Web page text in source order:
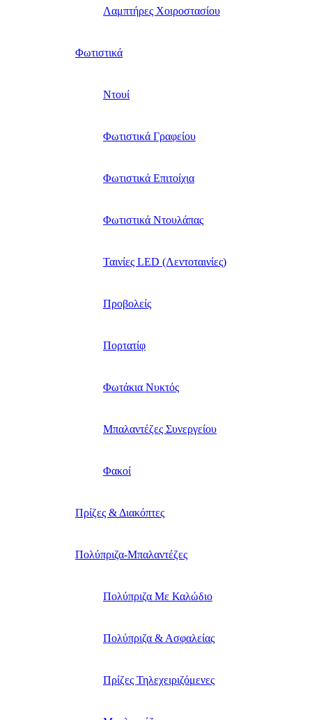
Λαμπτήρες Χοιροστασίου
Φωτιστικά
Ντουί
Φωτιστικά Γραφείου
Φωτιστικά Επιτοίχια
Φωτιστικά Ντουλάπας
Ταινίες LED (Λεντοταινίες)
Προβολείς
Πορτατίφ
Φωτάκια Νυκτός
Μπαλαντέζες Συνεργείου
Φακοί
Πρίζες & Διακόπτες
Πολύπριζα-Μπαλαντέζες
Πολύπριζα Με Καλώδιο
Πολύπριζα & Ασφαλείας
Πρίζες Τηλεχειριζόμενες